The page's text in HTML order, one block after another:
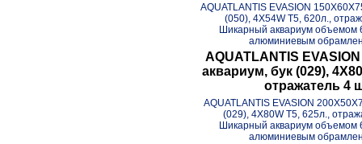
AQUATLANTIS EVASION
(050), 4X54W T5, 620л.,
Шикарный аквариум объемом
алюминиевым
AQUATLANTIS
аквариум, бук (029),
отражатель 4
AQUATLANTIS EVASION
(029), 4X80W T5, 625л.,
Шикарный аквариум объемом
алюминиевым